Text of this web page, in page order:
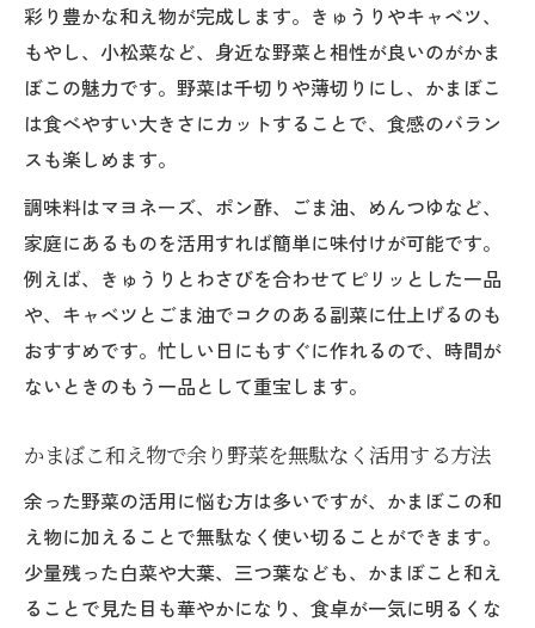
彩り豊かな和え物が完成します。きゅうりやキャベツ、
もやし、小松菜など、身近な野菜と相性が良いのがかま
ぼこの魅力です。野菜は千切りや薄切りにし、かまぼこ
は食べやすい大きさにカットすることで、食感のバラン
スも楽しめます。
調味料はマヨネーズ、ポン酢、ごま油、めんつゆなど、
家庭にあるものを活用すれば簡単に味付けが可能です。
例えば、きゅうりとわさびを合わせてピリッとした一品
や、キャベツとごま油でコクのある副菜に仕上げるのも
おすすめです。忙しい日にもすぐに作れるので、時間が
ないときのもう一品として重宝します。
かまぼこ和え物で余り野菜を無駄なく活用する方法
余った野菜の活用に悩む方は多いですが、かまぼこの和
え物に加えることで無駄なく使い切ることができます。
少量残った白菜や大葉、三つ葉なども、かまぼこと和え
ることで見た目も華やかになり、食卓が一気に明るくな